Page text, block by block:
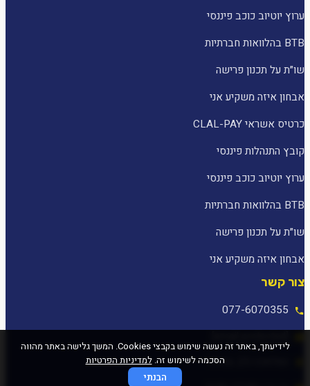
ערוץ יוטיוב כוכב פיננסי
BTB בהלוואות חברתיות
שו״ת על תכנון פרישה
אבחון איזה משקיע אני
כרטיס אשראי CLAL-PAY
קובץ התנהלות פיננסי
ערוץ יוטיוב כוכב פיננסי
BTB בהלוואות חברתיות
שו״ת על תכנון פרישה
אבחון איזה משקיע אני
צור קשר
077-6070355
לידיעתך, באתר זה נעשה שימוש בקבצי Cookies. המשך גלישה באתר מהווה
הסכמה לשימוש זה.למדיניות הפרטיות
הבנתי